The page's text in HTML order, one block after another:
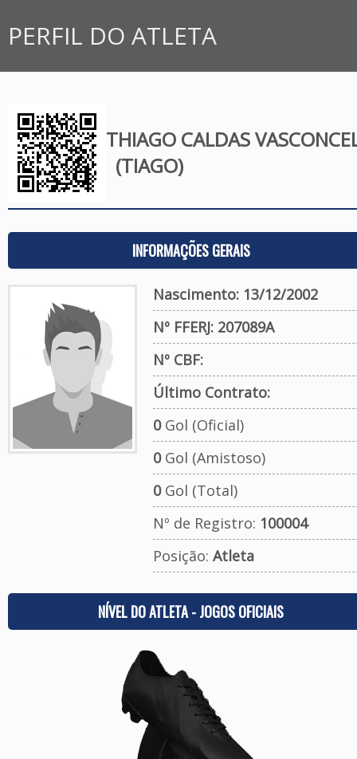
PERFIL DO ATLETA
THIAGO CALDAS
(TIAGO)
INFORMAÇÕES GERAIS
Nascimento: 13/12/2002
Nº FFERJ: 207089A
Nº CBF:
Último Contrato:
0Gol (Oficial)
0Gol (Amistoso)
0Gol (Total)
Nº de Registro: 100004
Posição: Atleta
NÍVEL DO ATLETA - JOGOS OFICIAIS